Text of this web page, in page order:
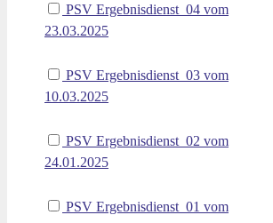
PSV Ergebnisdienst_04 vom
23.03.2025
PSV Ergebnisdienst_03 vom
10.03.2025
PSV Ergebnisdienst_02 vom
24.01.2025
PSV Ergebnisdienst_01 vom